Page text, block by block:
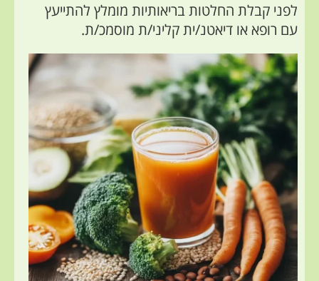
לפני קבלת החלטות בריאותיות מומלץ להתייעץ
עם רופא או דיאטנ/ית קליני/ת מוסמכ/ת.